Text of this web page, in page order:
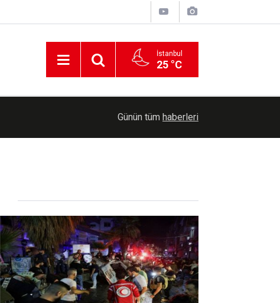
İstanbul
25 °C
bereketli vakit geçirdiler
Günün tüm haberleri